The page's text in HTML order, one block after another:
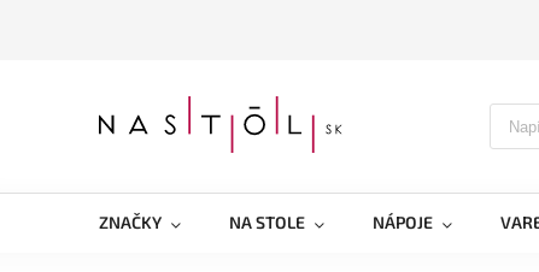
ZNAČKY NA STOLE NÁPOJE